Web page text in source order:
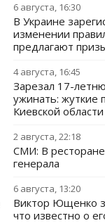
6 августа, 16:30
В Украине
изменении
предлагают
4 августа, 16:45
Зарезал 17-
ужинать: жуткие
Киевской области
2 августа, 22:18
СМИ: В
генерала
6 августа, 13:20
Виктор Ющенко
что известно о